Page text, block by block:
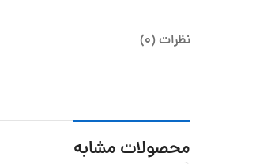
نظرات (0)
محصولات مشابه